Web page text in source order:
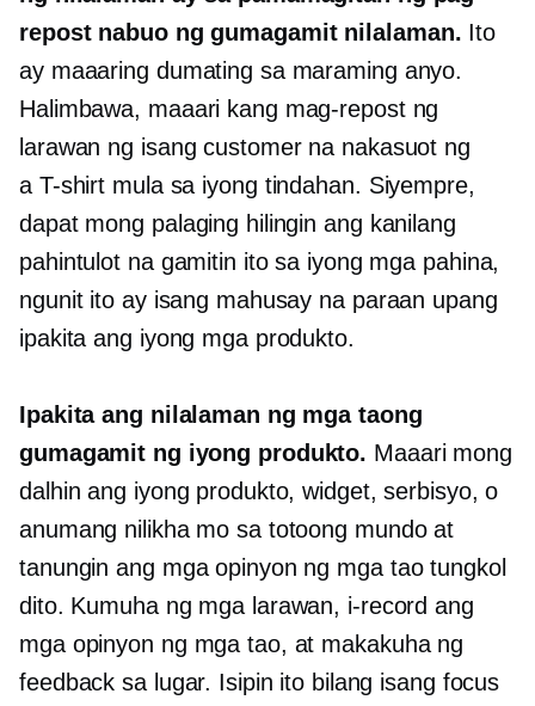
repost nabuo ng gumagamitnilalaman. Ito
ay maaaring dumating sa maraming anyo.
Halimbawa, maaari kang mag-repost ng
larawan ng isang customer na nakasuot ng
a T-shirt mula sa iyong tindahan. Siyempre,
dapat mong palaging hilingin ang kanilang
pahintulot na gamitin ito sa iyong mga pahina,
ngunit ito ay isang mahusay na paraan upang
ipakita ang iyong mga produkto.
Ipakita ang nilalaman ng mga taong
gumagamit ng iyong produkto. Maaari mong
dalhin ang iyong produkto, widget, serbisyo, o
anumang nilikha mo sa totoong mundo at
tanungin ang mga opinyon ng mga tao tungkol
dito. Kumuha ng mga larawan, i-record ang
mga opinyon ng mga tao, at makakuha ng
feedback sa lugar. Isipin ito bilang isang focus